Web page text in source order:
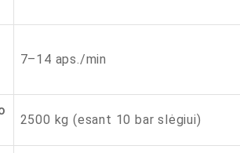
7–14 aps./min
2500 kg (esant 10 bar slėgiui)